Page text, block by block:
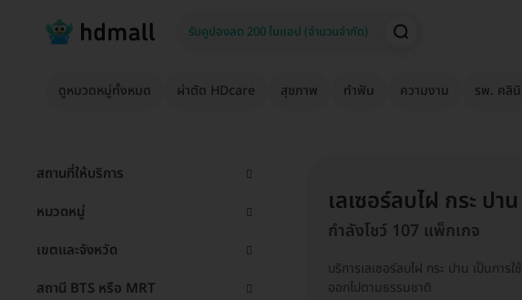
ดูหมวดหมู่ทั้งหมด ผ่าตัด HDcare สุขภาพ ทำฟัน ความงาม รพ. คลิ
สถานที่ให้บริการ
หมวดหมู่
เขตและจังหวัด
สถานี BTS หรือ MRT
เลเซอร์ลบไฝ กระ ปาน
กำลังโชว์ 107 แพ็กเกจ
บริการเลเซอร์ลบไฝ กระ ปาน เป็นกา
ออกไปตามธรรมชาติ